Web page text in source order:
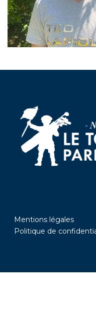
Mentions légales
Politique de